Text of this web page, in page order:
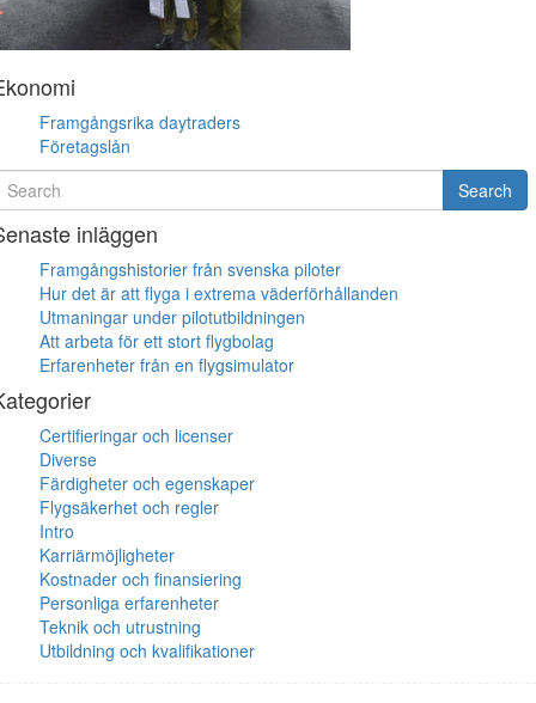
Framgångsrika daytraders
Företagslån
Search
inläggen
Framgångshistorier från svenska piloter
Hur det är att flyga i extrema väderförhållanden
Utmaningar under pilotutbildningen
Att arbeta för ett stort flygbolag
Erfarenheter från en flygsimulator
Certifieringar och licenser
Diverse
Färdigheter och egenskaper
Flygsäkerhet och regler
Intro
Karriärmöjligheter
Kostnader och finansiering
Personliga erfarenheter
Teknik och utrustning
Utbildning och kvalifikationer